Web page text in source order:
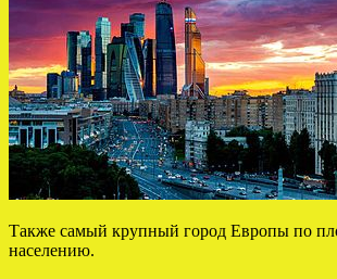
Также самый крупный город Европы по
населению.